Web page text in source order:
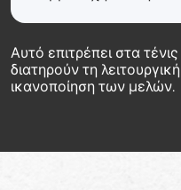
Αυτό επιτρέπει στα
διατηρούν τη
ικανοποίηση των μελών.